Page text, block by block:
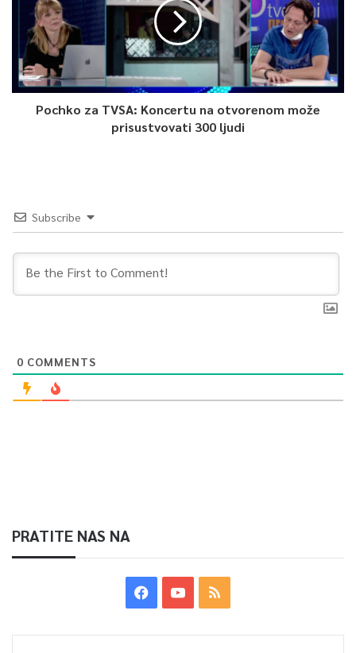
Pochko za TVSA: Koncertu na otvorenom može
prisustvovati 300 ljudi
Subscribe
0 COMMENTS
PRATITE NAS NA